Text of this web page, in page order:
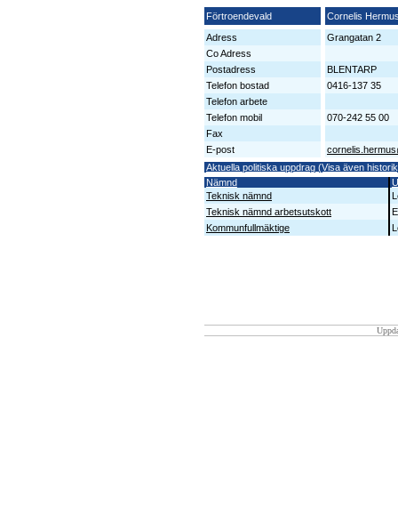
Förtroendevald
Cornelis
Adress
Grangatan 2
Co Adress
Postadress
BLENTARP
Telefon bostad
0416-137 35
Telefon arbete
Telefon mobil
070-242 55 00
Fax
E-post
Aktuella politiska uppdrag (Visa även
Nämnd
Teknisk nämnd
Teknisk nämnd arbetsutskott
Kommunfullmäktige